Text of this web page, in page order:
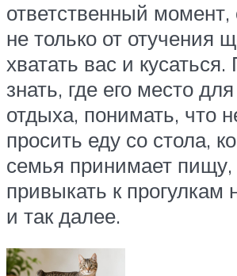
ответственный момент,
не только от отучения
хватать вас и
знать, где его место
отдыха, понимать, что
просить еду со стола,
семья принимает пищу,
привыкать к прогулкам
и так далее.